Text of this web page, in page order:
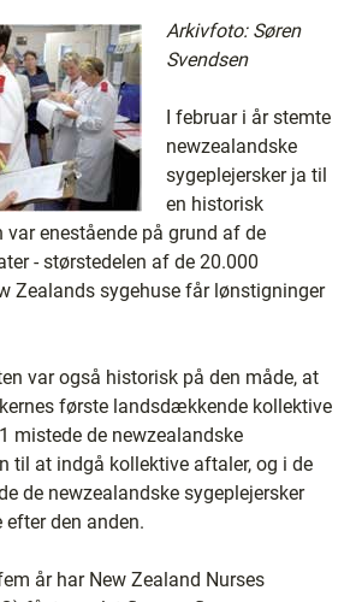
Arkivfoto: Søren
Svendsen
I februar i år stemte
newzealandske
sygeplejersker ja til
en historisk
var enestående på grund af de
- størstedelen af de 20.000
Zealands sygehuse får lønstigninger
var også historisk på den måde, at
første landsdækkende kollektive
mistede de newzealandske
til at indgå kollektive aftaler, og i de
de newzealandske sygeplejersker
den anden.
år har New Zealand Nurses